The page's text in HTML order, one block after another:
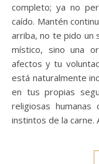
completo; ya no
caído. Mantén
arriba, no te pido un
místico, sino una
afectos y tu
está naturalmente
en tus propias
religiosas
instintos de la carne.